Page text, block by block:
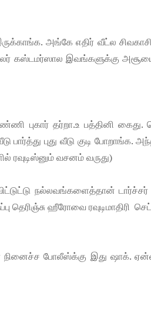
அங்கே எதிர் வீட்ல சிவகாசி
கஸ்டமர்ஸால இவங்களுக்கு
தர்றா.உ பத்தினி கைது.
புது வீடு குடி போறாங்க.
ரவுடிஸ்னும் வசனம் வருது)
நல்லவங்களைத்தான்
தெரிஞ்சு ஹீரோவை ரவுடிமாதிரி
நினைச்ச போலீஸ்க்கு இது ஷாக்.